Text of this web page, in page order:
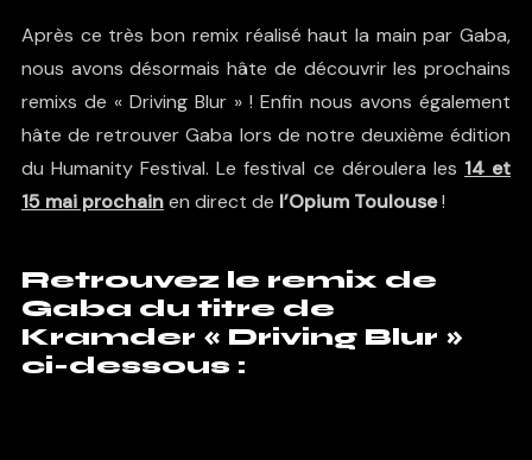
Après ce très bon remix réalisé haut la main par Gaba,
nous avons désormais hâte de découvrir les prochains
remixs de « Driving Blur » ! Enfin nous avons également
hâte de retrouver Gaba lors de notre deuxième édition
duHumanity Festival. Le festival ce déroulera les 14 et
15 mai prochainen direct de l’Opium Toulouse!
Retrouvez le remix de
Gaba du titre de
Kramder « Driving Blur »
ci-dessous :